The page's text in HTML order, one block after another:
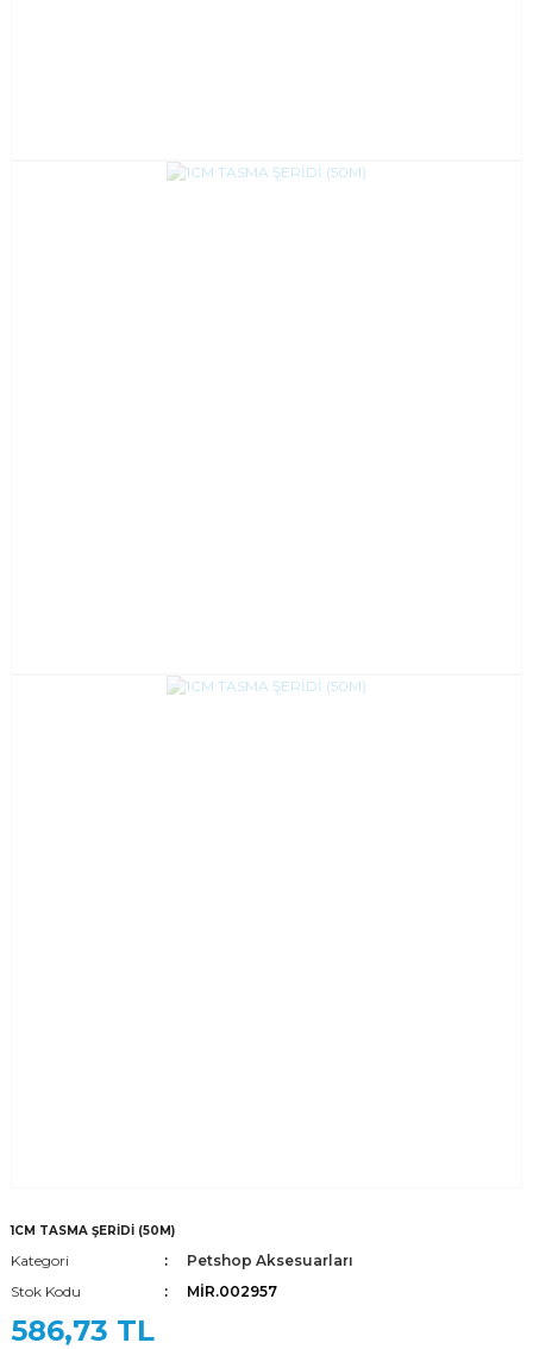
1CM TASMA ŞERİDİ (50M)
Kategori
Petshop Aksesuarları
Stok Kodu
MİR.002957
586,73 TL